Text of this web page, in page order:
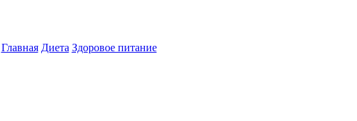
Главная Диета Здоровое питание